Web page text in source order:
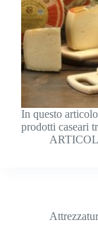
In questo
prodotti caseari